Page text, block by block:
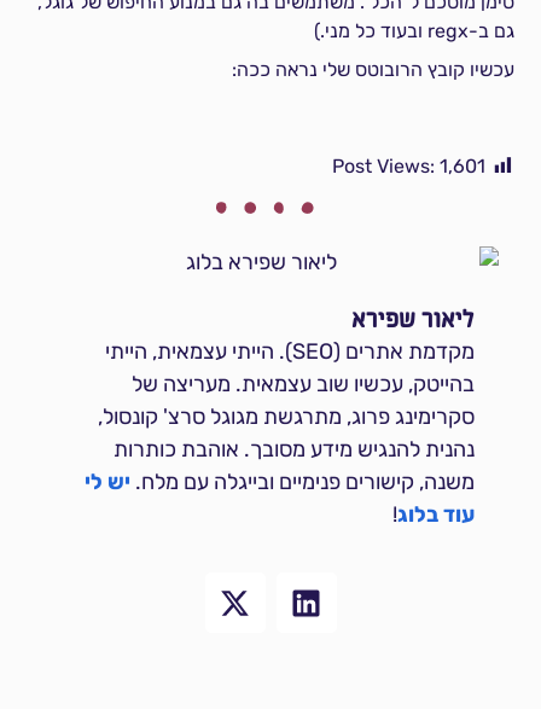
גם ב-regx ובעוד כל מני.)
עכשיו קובץ הרובוטס שלי נראה ככה:
Post Views: 1,601
ליאור שפירא
מקדמת אתרים (SEO). הייתי עצמאית, הייתי
בהייטק, עכשיו שוב עצמאית. מעריצה של
סקרימינג פרוג, מתרגשת מגוגל סרצ' קונסול,
נהנית להנגיש מידע מסובך. אוהבת כותרות
משנה, קישורים פנימיים ובייגלה עם מלח. יש לי
עוד בלוג!